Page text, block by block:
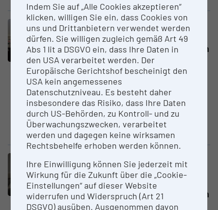
Großgerät
Raman Mikroskop
Universität für Bodenkultur Wien
(BOKU)
Raman-Mikroskopie ist eine
spezielle
Bildakquisitionstechnik, um
detaillierte chemische Abbilder
basierend auf den Raman-
Spektren einer Probe...
Laser-Mikro­dis­sek­tions-
Mikroskop
Universität für Bodenkultur Wien
(BOKU)
Indem Sie auf „Alle Cookies akzeptieren“
klicken, willigen Sie ein, dass Cookies von
uns und Drittanbietern verwendet werden
dürfen. Sie willigen zugleich gemäß Art 49
Abs 1 lit a DSGVO ein, dass Ihre Daten in
den USA verarbeitet werden. Der
Europäische Gerichtshof bescheinigt den
USA kein angemessenes
Datenschutzniveau. Es besteht daher
insbesondere das Risiko, dass Ihre Daten
durch US-Behörden, zu Kontroll- und zu
Überwachungszwecken, verarbeitet
werden und dagegen keine wirksamen
Rechtsbehelfe erhoben werden können.
Ihre Einwilligung können Sie jederzeit mit
Wirkung für die Zukunft über die „Cookie-
Einstellungen“ auf dieser Website
widerrufen und Widerspruch (Art 21
DSGVO) ausüben. Ausgenommen davon